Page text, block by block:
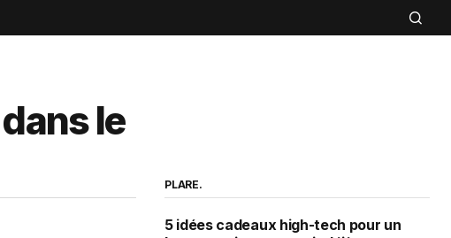
le
PLARE.
5 idées cadeaux high-tech pour un